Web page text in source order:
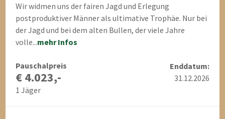
Wir widmen uns der fairen Jagd und Erlegung
postproduktiver Männer als ultimative Trophäe. Nur bei
der Jagd und bei dem alten Bullen, der viele Jahre
volle...mehr Infos
Pauschalpreis
€ 4.023,-
1 Jäger
Enddatum:
31.12.2026